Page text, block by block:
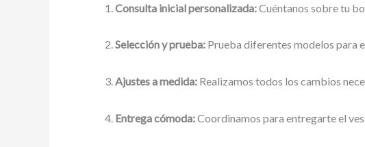
Consulta inicial personalizada:Cuéntanos sobre tu
Selección y prueba: Prueba diferentes modelos para
Ajustes a medida: Realizamos todos los cambios
Entrega cómoda:Coordinamos para entregarte el